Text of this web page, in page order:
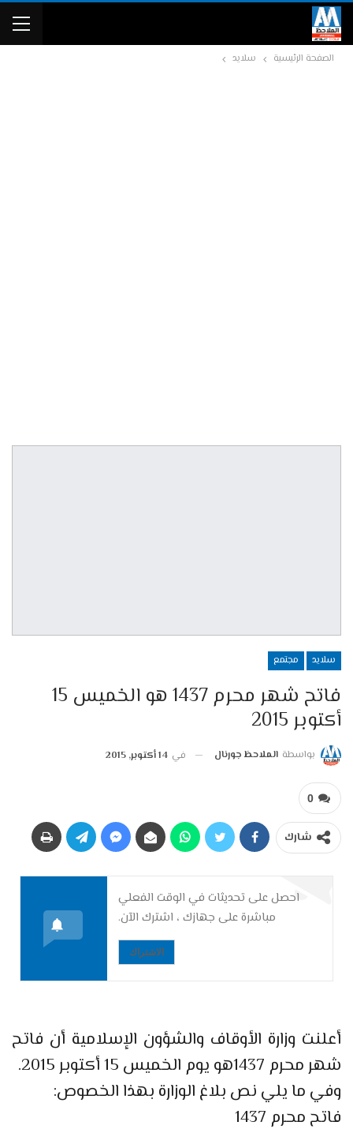
الصفحة الرئيسية سلايد
سلايد مجتمع
فاتح شهر محرم 1437 هو الخميس 15
أكتوبر 2015
بواسطة الملاحظ جورنال في 14 أكتوبر, 2015
0
شارك
احصل على تحديثات في الوقت الفعلي
مباشرة على جهازك ، اشترك الآن.
الاشتراك
أعلنت وزارة الأوقاف والشؤون الإسلامية أن فاتح
شهر محرم 1437هو يوم الخميس 15 أكتوبر 2015.
وفي ما يلي نص بلاغ الوزارة بهذا الخصوص:
فاتح محرم 1437